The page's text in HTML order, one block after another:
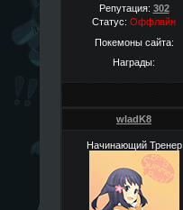
Репутация: 302
Статус: Оффлайн
Покемоны сайта:
Награды:
wladK8
Начинающий Тренер